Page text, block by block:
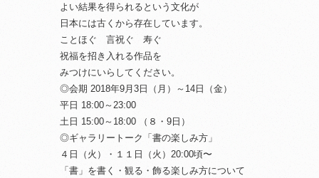
よい結果を得られるという文化が
日本には古くから存在しています。
ことほぐ 言祝ぐ 寿ぐ
祝福を招き入れる作品を
みつけにいらしてください。
◎会期 2018年9月3日（月）～14日（金）
平日 18:00～23:00
土日 15:00～18:00 （８・9日）
◎ギャラリートーク「書の楽しみ方」
４日（火）・１１日（火）20:00頃〜
「書」を書く・観る・飾る楽しみ方について